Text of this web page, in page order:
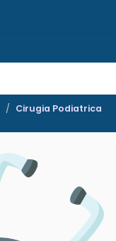
Cirugia Podiatrica